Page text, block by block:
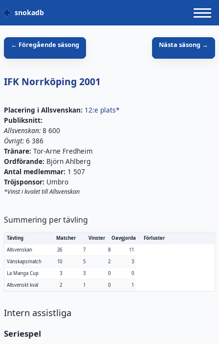
snokadb
← Föregående säsong Nästa säsong →
IFK Norrköping 2001
Placering i Allsvenskan: 12:e plats*
Publiksnitt:
Allsvenskan: 8 600
Övrigt: 6 386
Tränare: Tor-Arne Fredheim
Ordförande: Björn Ahlberg
Antal medlemmar: 1 507
Tröjsponsor: Umbro
*Vinst i kvalet till Allsvenskan
Summering per tävling
Tävling Matcher Vinster Oavgjorda
Förluster
Allsvenskan
26 7 8
11
Vänskapsmatch
10 5 2
3
La Manga Cup
3 3 0
0
Allsvenskt kval
2 1 0 1
Intern assistliga
Seriespel